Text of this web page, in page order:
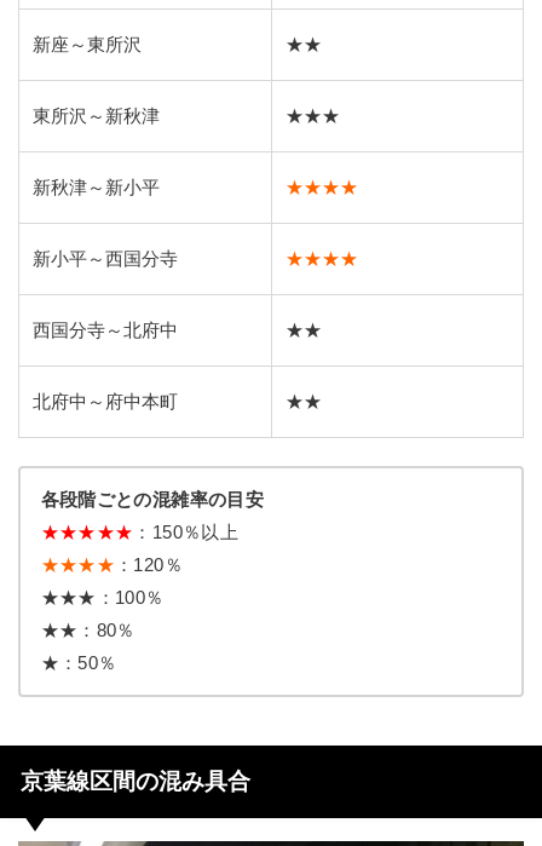
新座～東所沢 ★★
東所沢～新秋津 ★★★
新秋津～新小平 ★★★★
新小平～西国分寺 ★★★★
西国分寺～北府中 ★★
北府中～府中本町 ★★
各段階ごとの混雑率の目安
★★★★★ ：150％以上
★★★★ ：120％
★★★：100％
★★：80％
★：50％
京葉線区間の混み具合